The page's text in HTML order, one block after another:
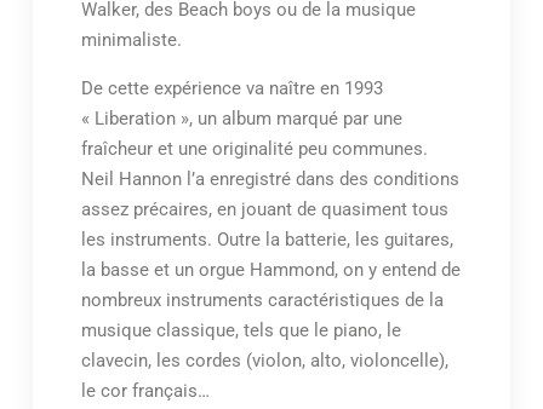
Walker, des Beach boys ou de la musique
minimaliste.
De cette expérience va naître en 1993
« Liberation », un album marqué par une
fraîcheur et une originalité peu communes.
Neil Hannon l’a enregistré dans des conditions
assez précaires, en jouant de quasiment tous
les instruments. Outre la batterie, les guitares,
la basse et un orgue Hammond, on y entend de
nombreux instruments caractéristiques de la
musique classique, tels que le piano, le
clavecin, les cordes (violon, alto, violoncelle),
le cor français…